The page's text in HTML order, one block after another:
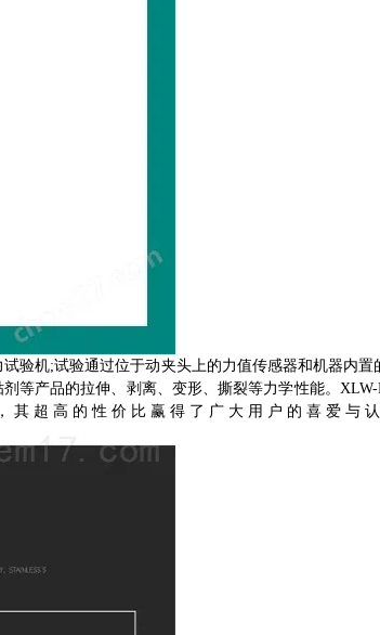
验机;试验通过位于动夹头上的力值传感器和机器内置
等产品的拉伸、剥离、变形、撕裂等力学性能。
其超高的性价比赢得了广大用户的喜爱与